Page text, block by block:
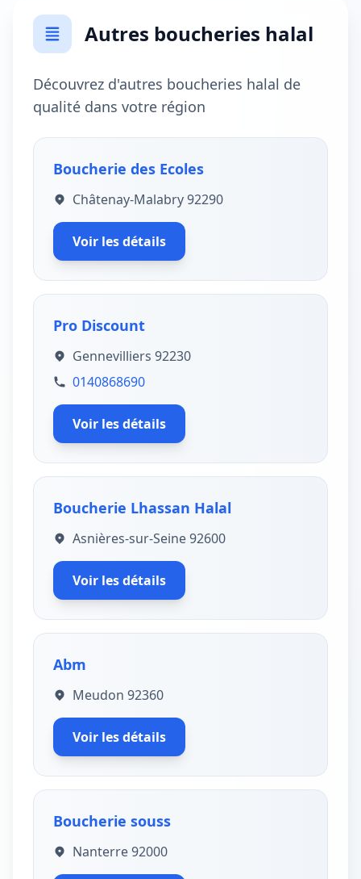
Autres boucheries halal
Découvrez d'autres boucheries halal de
qualité dans votre région
Boucherie des Ecoles
Châtenay-Malabry 92290
Voir les détails
Pro Discount
Gennevilliers 92230
0140868690
Voir les détails
Boucherie Lhassan Halal
Asnières-sur-Seine 92600
Voir les détails
Abm
Meudon 92360
Voir les détails
Boucherie souss
Nanterre 92000